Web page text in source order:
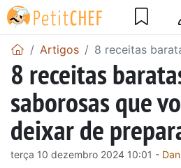
Artigos 8 receitas
8 receitas
saborosas que
deixar de
terça 10 dezembro 2024 10:01 -